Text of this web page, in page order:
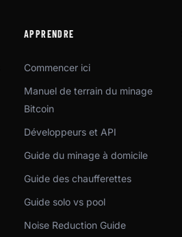
APPRENDRE
Commencer ici
Manuel de terrain du minage
Bitcoin
Développeurs et API
Guide du minage à domicile
Guide des chaufferettes
Guide solo vs pool
Noise Reduction Guide